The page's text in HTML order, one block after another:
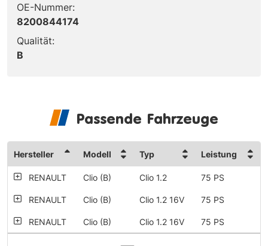
OE-Nummer:
8200844174
Qualität:
B
Passende Fahrzeuge
Hersteller Modell Typ Leistung
RENAULT Clio (B) Clio 1.2 75 PS
RENAULT Clio (B) Clio 1.2 16V 75 PS
RENAULT Clio (B) Clio 1.2 16V 75 PS